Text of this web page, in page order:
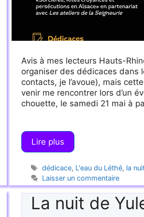
Avis à mes lecteurs Hauts-
organiser des dédicaces dans
contacts, je l’avoue), mais
venir me rencontrer lors d’un
chouette, le samedi 21 mai à
Lire plus
Étiquettes
dédicace, L'eau du Léthé, la
Laisser un commentaire
La nuit de